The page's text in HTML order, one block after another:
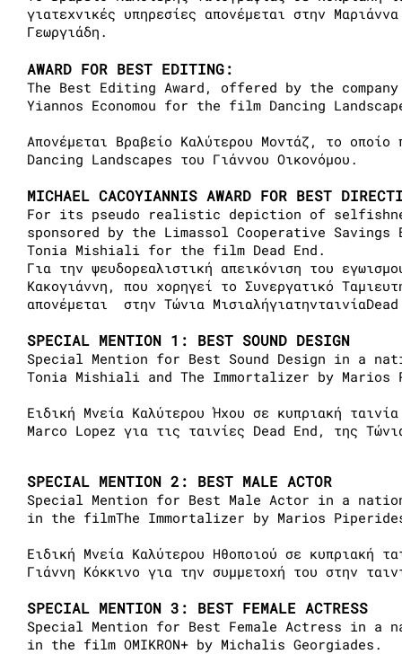
γιατεχνικές υπηρεσίες απονέμεται στην
Γεωργιάδη.
AWARD FOR BEST EDITING:
The Best Editing Award, offered by the
Yiannos Economou for the film Dancing
Απονέμεται Βραβείο Καλύτερου Μοντάζ, το οποίο
Dancing Landscapes του Γιάννου Οικονόμου.
MICHAEL CACOYIANNIS AWARD FOR BEST
For its pseudo realistic depiction of
sponsored by the Limassol Cooperative Savings
Tonia Mishiali for the film Dead End.
Για την ψευδορεαλιστική απεικόνιση του
Κακογιάννη, που χορηγεί το Συνεργατικό
απονέμεται στην Τώνια
SPECIAL MENTION 1: BEST SOUND DESIGN
Special Mention for Βest Sound Design in a
Tonia Mishiali and The Immortalizer by Marios
Ειδική Μνεία Καλύτερου Ήχου σε κυπριακή
Marco Lopez για τις ταινίες Dead End, της
SPECIAL MENTION 2: BEST MALE ACTOR
Special Mention for Βest Male Actor in a
in the filmThe Immortalizer by Marios
Ειδική Μνεία Καλύτερου Ηθοποιού σε κυπριακή
Γιάννη Κόκκινο για την συμμετοχή του στην
SPECIAL MENTION 3: BEST FEMALE ACTRESS
Special Mention for Βest Female Actress in
in the film OMIKRON+ by Michalis Georgiades.